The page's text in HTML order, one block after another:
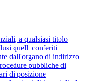
a qualsiasi titolo
quelli conferiti
dall'organo di indirizzo
pubbliche di
di posizione